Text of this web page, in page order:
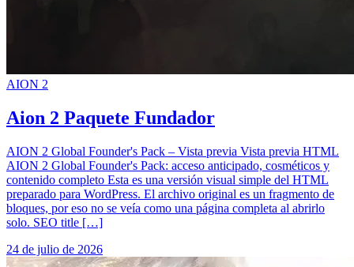
AION 2
Aion 2 Paquete Fundador
AION 2 Global Founder's Pack – Vista previa Vista previa HTML
AION 2 Global Founder's Pack: acceso anticipado, cosméticos y
contenido completo Esta es una versión visual simple del HTML
preparado para WordPress. El archivo original es un fragmento de
bloques, por eso no se veía como una página completa al abrirlo
solo. SEO title […]
24 de julio de 2026